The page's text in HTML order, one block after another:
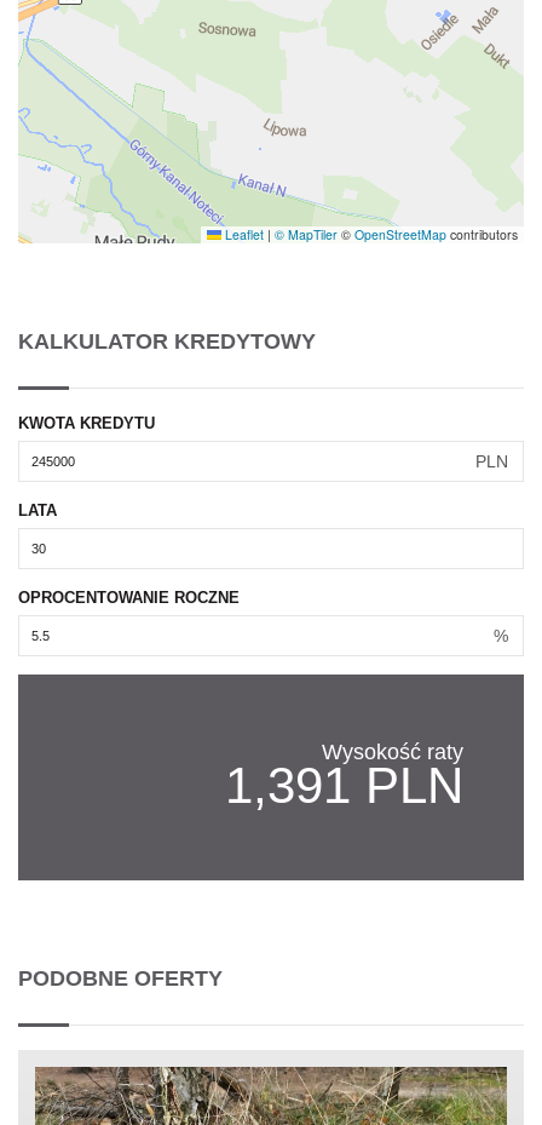
Leaflet | © MapTiler © OpenStreetMap contributors
KALKULATOR KREDYTOWY
KWOTA KREDYTU
PLN
LATA
OPROCENTOWANIE ROCZNE
%
Wysokość raty
1,391 PLN
PODOBNE OFERTY